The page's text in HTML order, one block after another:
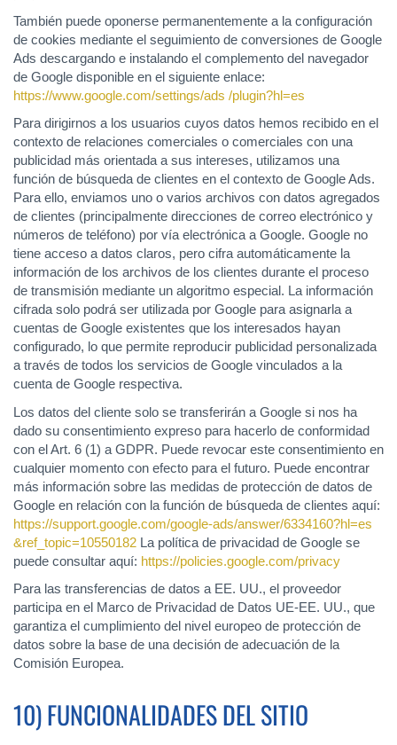
También puede oponerse permanentemente a la configuración
de cookies mediante el seguimiento de conversiones de Google
Ads descargando e instalando el complemento del navegador
de Google disponible en el siguiente enlace:
https://www.google.com/settings/ads /plugin?hl=es
Para dirigirnos a los usuarios cuyos datos hemos recibido en el
contexto de relaciones comerciales o comerciales con una
publicidad más orientada a sus intereses, utilizamos una
función de búsqueda de clientes en el contexto de Google Ads.
Para ello, enviamos uno o varios archivos con datos agregados
de clientes (principalmente direcciones de correo electrónico y
números de teléfono) por vía electrónica a Google. Google no
tiene acceso a datos claros, pero cifra automáticamente la
información de los archivos de los clientes durante el proceso
de transmisión mediante un algoritmo especial. La información
cifrada solo podrá ser utilizada por Google para asignarla a
cuentas de Google existentes que los interesados ​​hayan
configurado, lo que permite reproducir publicidad personalizada
a través de todos los servicios de Google vinculados a la
cuenta de Google respectiva.
Los datos del cliente solo se transferirán a Google si nos ha
dado su consentimiento expreso para hacerlo de conformidad
con el Art. 6 (1) a GDPR. Puede revocar este consentimiento en
cualquier momento con efecto para el futuro. Puede encontrar
más información sobre las medidas de protección de datos de
Google en relación con la función de búsqueda de clientes aquí:
https://support.google.com/google-ads/answer/6334160?hl=es
&ref_topic=10550182 La política de privacidad de Google se
puede consultar aquí: https://policies.google.com/privacy
Para las transferencias de datos a EE. UU., el proveedor
participa en el Marco de Privacidad de Datos UE-EE. UU., que
garantiza el cumplimiento del nivel europeo de protección de
datos sobre la base de una decisión de adecuación de la
Comisión Europea.
10) FUNCIONALIDADES DEL SITIO